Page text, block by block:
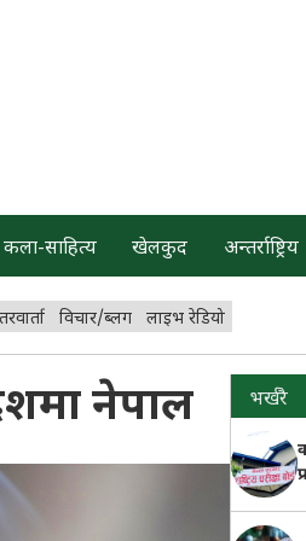
कला-साहित्य खेलकुद अन्तर्राष्ट्रिय
विचार/ब्लग लाइभ रेडियो
नेपाल भर्खरै